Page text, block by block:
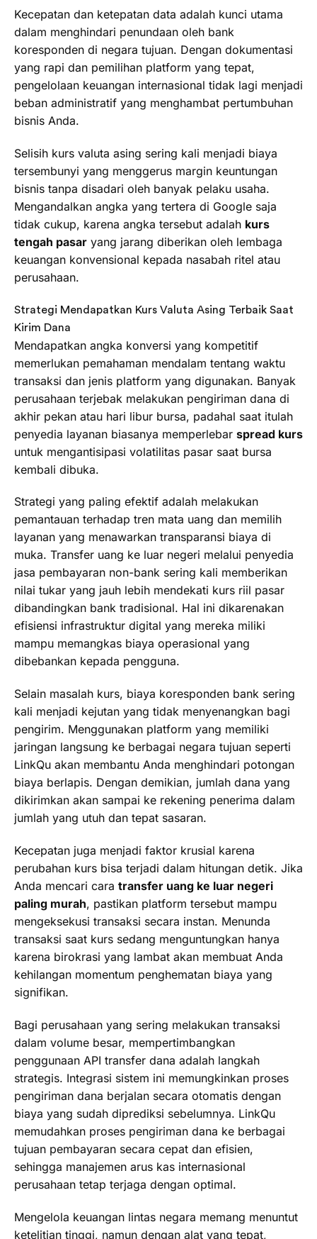
Kecepatan dan ketepatan data adalah kunci utama
dalam menghindari penundaan oleh bank
koresponden di negara tujuan. Dengan dokumentasi
yang rapi dan pemilihan platform yang tepat,
pengelolaan keuangan internasional tidak lagi menjadi
beban administratif yang menghambat pertumbuhan
bisnis Anda.
Selisih kurs valuta asing sering kali menjadi biaya
tersembunyi yang menggerus margin keuntungan
bisnis tanpa disadari oleh banyak pelaku usaha.
Mengandalkan angka yang tertera di Google saja
tidak cukup, karena angka tersebut adalah kurs
tengah pasar yang jarang diberikan oleh lembaga
keuangan konvensional kepada nasabah ritel atau
perusahaan.
Strategi Mendapatkan Kurs Valuta Asing Terbaik Saat
Kirim Dana
Mendapatkan angka konversi yang kompetitif
memerlukan pemahaman mendalam tentang waktu
transaksi dan jenis platform yang digunakan. Banyak
perusahaan terjebak melakukan pengiriman dana di
akhir pekan atau hari libur bursa, padahal saat itulah
penyedia layanan biasanya memperlebar spread kurs
untuk mengantisipasi volatilitas pasar saat bursa
kembali dibuka.
Strategi yang paling efektif adalah melakukan
pemantauan terhadap tren mata uang dan memilih
layanan yang menawarkan transparansi biaya di
muka. Transfer uang ke luar negeri melalui penyedia
jasa pembayaran non-bank sering kali memberikan
nilai tukar yang jauh lebih mendekati kurs riil pasar
dibandingkan bank tradisional. Hal ini dikarenakan
efisiensi infrastruktur digital yang mereka miliki
mampu memangkas biaya operasional yang
dibebankan kepada pengguna.
Selain masalah kurs, biaya koresponden bank sering
kali menjadi kejutan yang tidak menyenangkan bagi
pengirim. Menggunakan platform yang memiliki
jaringan langsung ke berbagai negara tujuan seperti
LinkQu akan membantu Anda menghindari potongan
biaya berlapis. Dengan demikian, jumlah dana yang
dikirimkan akan sampai ke rekening penerima dalam
jumlah yang utuh dan tepat sasaran.
Kecepatan juga menjadi faktor krusial karena
perubahan kurs bisa terjadi dalam hitungan detik. Jika
Anda mencari cara transfer uang ke luar negeri
paling murah, pastikan platform tersebut mampu
mengeksekusi transaksi secara instan. Menunda
transaksi saat kurs sedang menguntungkan hanya
karena birokrasi yang lambat akan membuat Anda
kehilangan momentum penghematan biaya yang
signifikan.
Bagi perusahaan yang sering melakukan transaksi
dalam volume besar, mempertimbangkan
penggunaan API transfer dana adalah langkah
strategis. Integrasi sistem ini memungkinkan proses
pengiriman dana berjalan secara otomatis dengan
biaya yang sudah diprediksi sebelumnya. LinkQu
memudahkan proses pengiriman dana ke berbagai
tujuan pembayaran secara cepat dan efisien,
sehingga manajemen arus kas internasional
perusahaan tetap terjaga dengan optimal.
Mengelola keuangan lintas negara memang menuntut
ketelitian tinggi, namun dengan alat yang tepat,